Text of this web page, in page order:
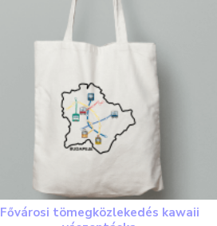
Fővárosi tömegközlekedés kawaii